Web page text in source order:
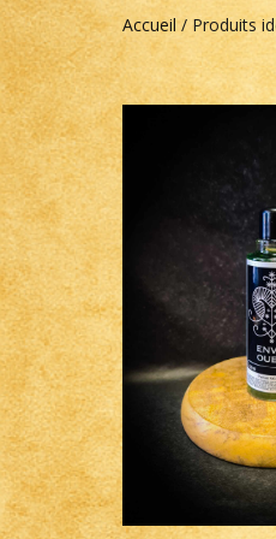
Accueil/ Produits